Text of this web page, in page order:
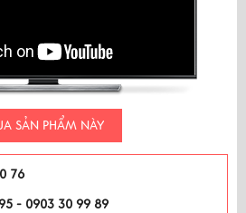
SẢN PHẨM NÀY
76
- 0903 30 99 89